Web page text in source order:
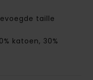
taille
katoen, 30%